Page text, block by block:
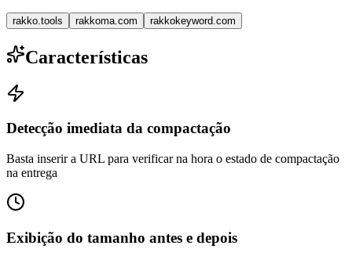
rakko.tools rakkoma.com rakkokeyword.com
Características
Detecção imediata da compactação
Basta inserir a URL para verificar na hora o estado de compactação
na entrega
Exibição do tamanho antes e depois